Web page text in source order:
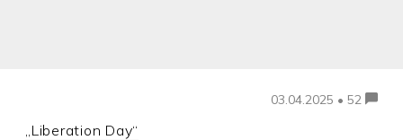
03.04.2025 • 52
„Liberation Day“